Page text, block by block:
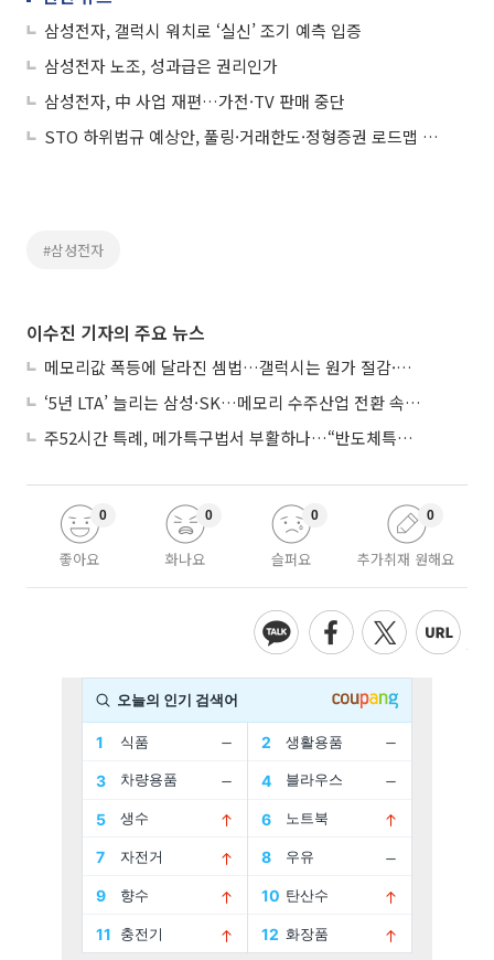
삼성전자, 갤럭시 워치로 ‘실신’ 조기 예측 입증
삼성전자 노조, 성과급은 권리인가
삼성전자, 中 사업 재편…가전·TV 판매 중단
STO 하위법규 예상안, 풀링·거래한도·정형증권 로드맵 제시
#삼성전자
이수진 기자의 주요 뉴스
메모리값 폭등에 달라진 셈법…갤럭시는 원가 절감·아이폰은 서비스 확대
‘5년 LTA’ 늘리는 삼성·SK…메모리 수주산업 전환 속 다른 셈법
주52시간 특례, 메가특구법서 부활하나…“반도체특별법 담겨야”
좋아요
0
화나요
0
슬퍼요
0
추가취재 원해요
0